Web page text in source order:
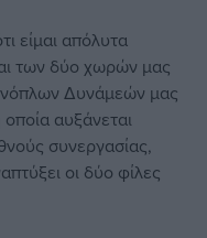
είμαι απόλυτα
των δύο χωρών μας
Δυνάμεών μας
αυξάνεται
συνεργασίας,
οι δύο φίλες